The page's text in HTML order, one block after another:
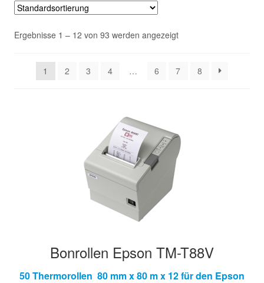
Mein Konto
Ergebnisse 1 – 12 von 93 werden angezeigt
1 2 3 4 … 6 7 8
Bonrollen Epson TM-T88V
50 Thermorollen 80 mm x 80 m x 12 für den Epson